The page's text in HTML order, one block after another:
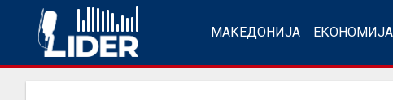
МАКЕДОНИЈА ЕКОНОМИЈА